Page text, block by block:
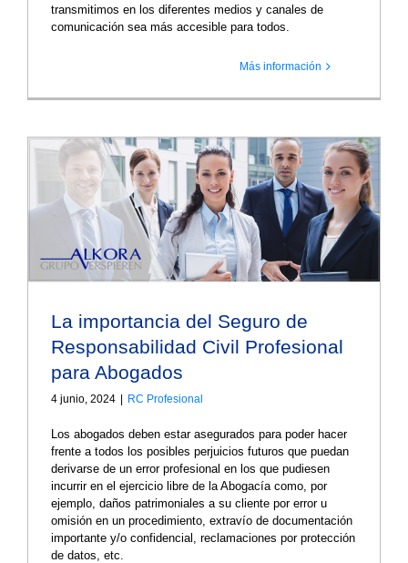
transmitimos en los diferentes medios y canales de
comunicación sea más accesible para todos.
Más información
La importancia del Seguro de
Responsabilidad Civil Profesional
para Abogados
4 junio, 2024 RC Profesional
Los abogados deben estar asegurados para poder hacer
frente a todos los posibles perjuicios futuros que puedan
derivarse de un error profesional en los que pudiesen
incurrir en el ejercicio libre de la Abogacía como, por
ejemplo, daños patrimoniales a su cliente por error u
omisión en un procedimiento, extravío de documentación
importante y/o confidencial, reclamaciones por protección
de datos, etc.